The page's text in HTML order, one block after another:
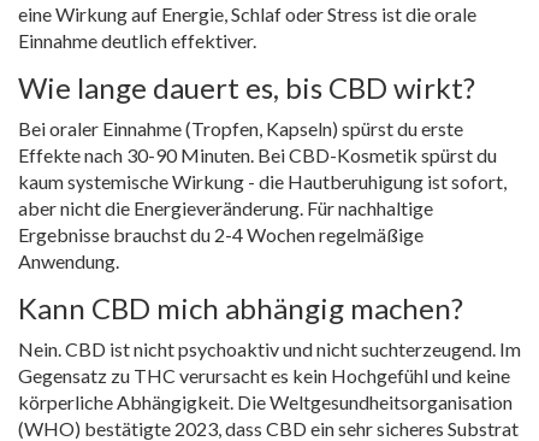
eine Wirkung auf Energie, Schlaf oder Stress ist die orale
Einnahme deutlich effektiver.
Wie lange dauert es, bis CBD wirkt?
Bei oraler Einnahme (Tropfen, Kapseln) spürst du erste
Effekte nach 30-90 Minuten. Bei CBD-Kosmetik spürst du
kaum systemische Wirkung - die Hautberuhigung ist sofort,
aber nicht die Energieveränderung. Für nachhaltige
Ergebnisse brauchst du 2-4 Wochen regelmäßige
Anwendung.
Kann CBD mich abhängig machen?
Nein. CBD ist nicht psychoaktiv und nicht suchterzeugend. Im
Gegensatz zu THC verursacht es kein Hochgefühl und keine
körperliche Abhängigkeit. Die Weltgesundheitsorganisation
(WHO) bestätigte 2023, dass CBD ein sehr sicheres Substrat